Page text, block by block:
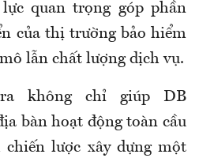
quan trọng góp phần
của thị trường bảo hiểm
lẫn chất lượng dịch vụ.
không chỉ giúp DB
bàn hoạt động toàn cầu
lược xây dựng một